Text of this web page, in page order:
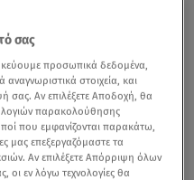
σας
προσωπικά δεδομένα,
στοιχεία, και
σας. Αν επιλέξετε Αποδοχή, θα
παρακολούθησης
που εμφανίζονται παρακάτω,
μας επεξεργαζόμαστε τα
Αν επιλέξετε Απόρριψη όλων
εν λόγω τεχνολογίες θα